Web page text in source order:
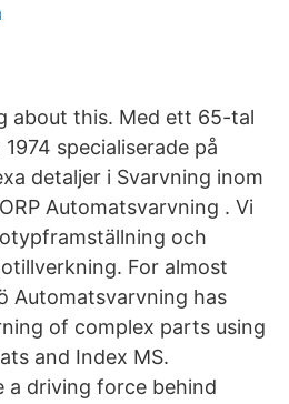
about this. Med ett 65-tal
specialiserade på
detaljer i Svarvning inom
Automatsvarvning . Vi
och
For almost
Automatsvarvning has
of complex parts using
and Index MS.
a driving force behind